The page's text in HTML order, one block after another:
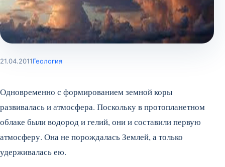
21.04.2011Геология
Одновременно с формированием земной коры
развивалась и атмосфера. Поскольку в протопланетном
облаке были водород и гелий, они и составили первую
атмосферу. Она не порождалась Землей, а только
удерживалась ею.